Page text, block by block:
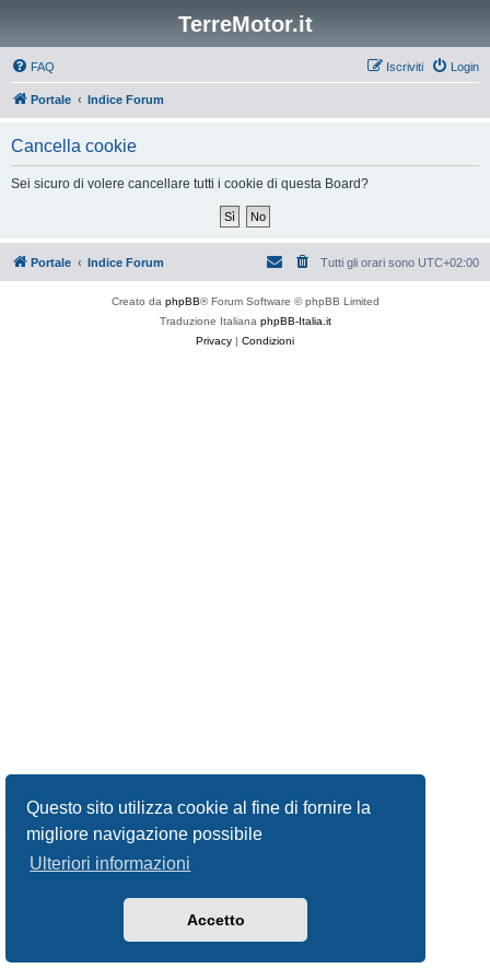
Questo sito utilizza cookie al fine di fornire la
migliore navigazione possibile
Ulteriori informazioni
Accetto
TerreMotor.it
FAQ Login
Iscriviti
Portale Indice Forum
Cancella cookie
Sei sicuro di volere cancellare tutti i cookie di questa Board?
Portale Indice Forum Tutti gli orari sono UTC+02:00
Creato da phpBB® Forum Software © phpBB Limited
Traduzione Italiana phpBB-Italia.it
Privacy | Condizioni